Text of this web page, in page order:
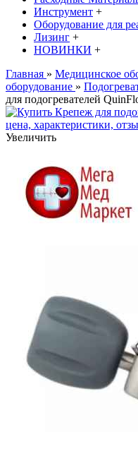
Инструмент +
Оборудование для
Лизинг +
НОВИНКИ +
Главная » Медицинское
оборудование »
для подогревателей
Увеличить